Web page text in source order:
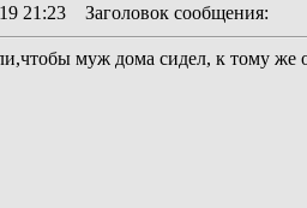
21:23 Заголовок сообщения:
муж дома сидел, к тому же